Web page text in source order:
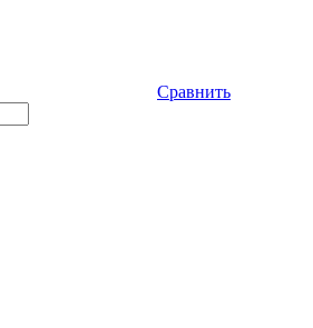
Сравнить